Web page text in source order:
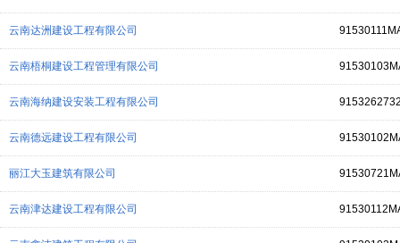
云南达洲建设工程有限公司
云南梧桐建设工程管理有限公司
云南海纳建设安装工程有限公司
云南德远建设工程有限公司
丽江大玉建筑有限公司
云南津达建设工程有限公司